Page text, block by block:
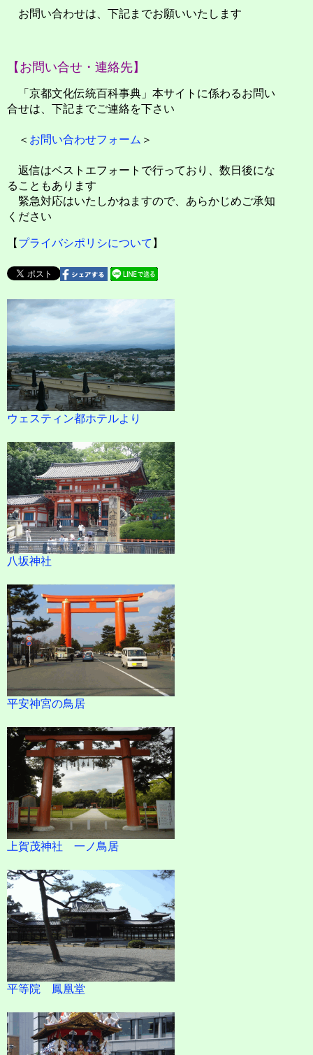
お問い合わせは、下記までお願いいたします
【お問い合せ・連絡先】
「京都文化伝統百科事典」本サイトに係わるお問い
合せは、下記までご連絡を下さい
＜ お問い合わせフォーム ＞
返信はベストエフォートで行っており、数日後にな
ることもあります
緊急対応はいたしかねますので、あらかじめご承知
ください
【 プライバシポリシについて 】
ウェスティン都ホテルより
八坂神社
平安神宮の鳥居
上賀茂神社 一ノ鳥居
平等院 鳳凰堂